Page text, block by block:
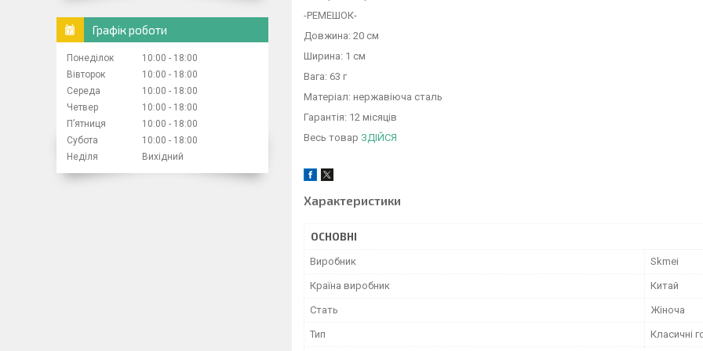
-РЕМЕШОК-
Довжина: 20 см
Ширина: 1 см
Вага: 63 г
Матеріал: нержавіюча сталь
Гарантія: 12 місяців
Весь товар ЗДІЙСЯ
Характеристики
ОСНОВНІ
Виробник Skmei
Країна виробник Китай
Стать Жіноча
Тип Класичні
Графік роботи
Понеділок 10:00
18:00
Вівторок
10:00
18:00
Середа
10:00
18:00
Четвер
10:00
18:00
Пʼятниця
10:00
18:00
Субота
10:00
18:00
Неділя
Вихідний